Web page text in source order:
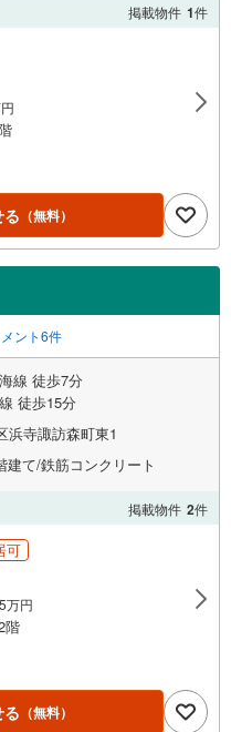
掲載物件 1件
（無料）
メント6件
線 徒歩7分
徒歩15分
浜寺諏訪森町東1
建て/鉄筋コンクリート
掲載物件 2件
可
万円
階
（無料）